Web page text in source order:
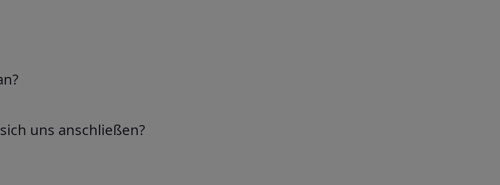
ansässig. Entdecken Sie unsere umfangreiche Sammlung von Indikatoren
uns anschließen?